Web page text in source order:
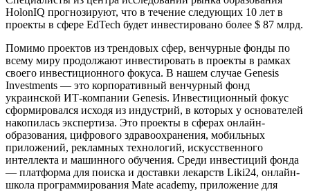
HolonIQ прогнозируют, что в течение следующих 10 лет в
проекты в сфере EdTech будет инвестировано более $ 87 млрд.
Помимо проектов из трендовых сфер, венчурные фонды по
всему миру продолжают инвестировать в проекты в рамках
своего инвестиционного фокуса. В нашем случае Genesis
Investments — это корпоративный венчурный фонд
украинской ИТ-компании Genesis. Инвестиционный фокус
сформировался исходя из индустрий, в которых у основателей
накопилась экспертиза. Это проекты в сферах онлайн-
образования, цифрового здравоохранения, мобильных
приложений, рекламных технологий, искусственного
интеллекта и машинного обучения. Среди инвестиций фонда
— платформа для поиска и доставки лекарств Liki24, онлайн-
школа программирования Mate academy, приложение для